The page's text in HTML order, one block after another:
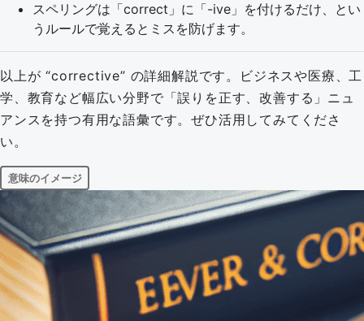
スペリングは「correct」に「-ive」を付けるだけ、とい
うルールで覚えるとミスを防げます。
以上が “corrective” の詳細解説です。ビジネスや医療、工
学、教育など幅広い分野で「誤りを正す、改善する」ニュ
アンスを持つ有用な語彙です。ぜひ活用してみてくださ
い。
意味のイメージ